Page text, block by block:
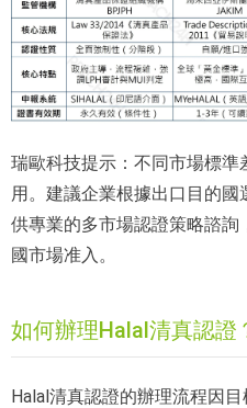
瑞歐科技提示：不同市場標準
用。建議企業根據出口目的
供專業的多市場認證策略諮
國市場准入。
如何辦理Halal清真認證
Halal清真認證的辦理流程因